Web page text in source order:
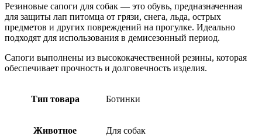
Резиновые сапоги для собак — это обувь, предназначенная
для защиты лап питомца от грязи, снега, льда, острых
предметов и других повреждений на прогулке. Идеально
подходят для использования в демисезонный период.
Сапоги выполнены из высококачественной резины, которая
обеспечивает прочность и долговечность изделия.
Тип товара Ботинки
Животное Для собак